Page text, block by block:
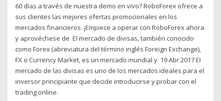
60 días a través de nuestra demo en vivo? RoboForex ofrece a
sus clientes las mejores ofertas promocionales en los
mercados financieros. ¡Empiece a operar con RoboForex ahora
y aprovéchese de El mercado de divisas, también conocido
como Forex (abreviatura del término inglés Foreign Exchange),
FX o Currency Market, es un mercado mundial y 19 Abr 2017 El
mercado de las divisas es uno de los mercados ideales para el
inversor principiante que decide introducirse y probar con el
trading online.